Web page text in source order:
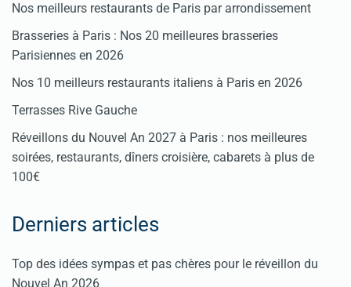
Nos meilleurs restaurants de Paris par arrondissement
Brasseries à Paris : Nos 20 meilleures brasseries
Parisiennes en 2026
Nos 10 meilleurs restaurants italiens à Paris en 2026
Terrasses Rive Gauche
Réveillons du Nouvel An 2027 à Paris : nos meilleures
soirées, restaurants, dîners croisière, cabarets à plus de
100€
Derniers articles
Top des idées sympas et pas chères pour le réveillon du
Nouvel An 2026